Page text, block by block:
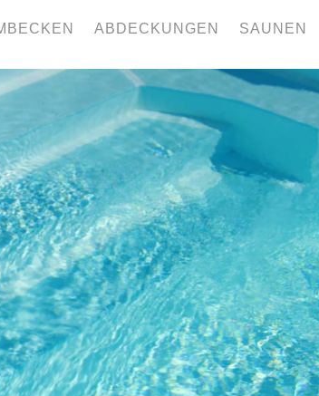
ABDECKUNGEN SAUNEN